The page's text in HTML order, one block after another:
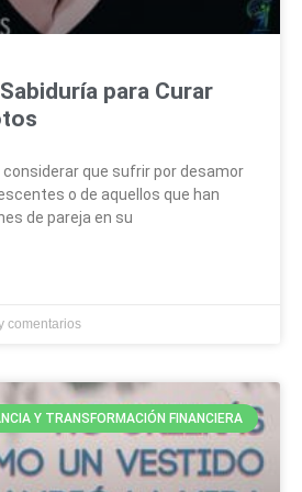
para Curar
que sufrir por desamor
o de aquellos que han
de pareja en su
comentarios
Y TRANSFORMACIÓN FINANCIERA